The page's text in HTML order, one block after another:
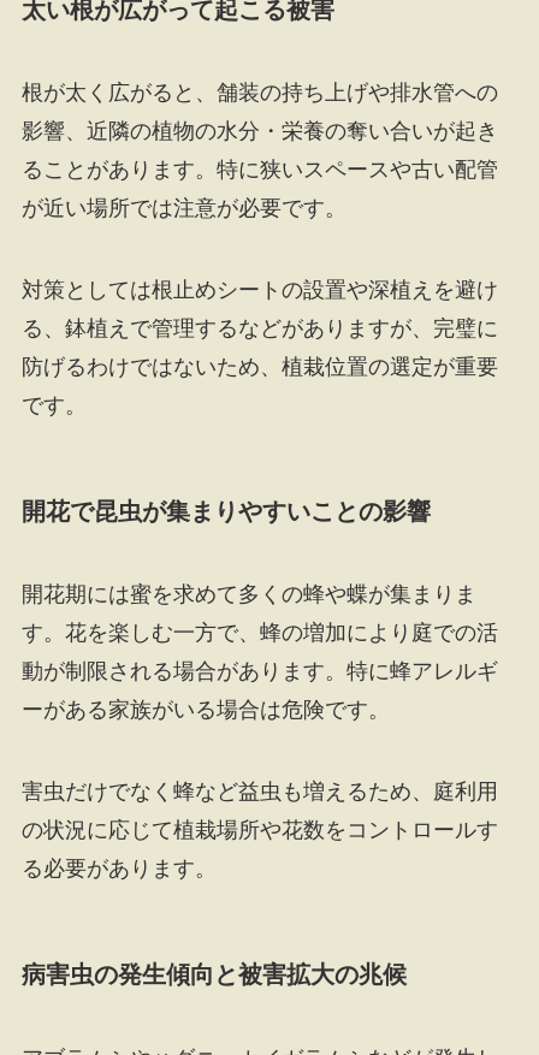
太い根が広がって起こる被害
根が太く広がると、舗装の持ち上げや排水管への
影響、近隣の植物の水分・栄養の奪い合いが起き
ることがあります。特に狭いスペースや古い配管
が近い場所では注意が必要です。
対策としては根止めシートの設置や深植えを避け
る、鉢植えで管理するなどがありますが、完璧に
防げるわけではないため、植栽位置の選定が重要
です。
開花で昆虫が集まりやすいことの影響
開花期には蜜を求めて多くの蜂や蝶が集まりま
す。花を楽しむ一方で、蜂の増加により庭での活
動が制限される場合があります。特に蜂アレルギ
ーがある家族がいる場合は危険です。
害虫だけでなく蜂など益虫も増えるため、庭利用
の状況に応じて植栽場所や花数をコントロールす
る必要があります。
病害虫の発生傾向と被害拡大の兆候